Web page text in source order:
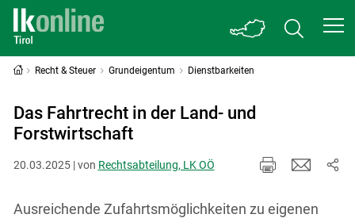
Recht & Steuer Grundeigentum Dienstbarkeiten
Das Fahrtrecht in der Land- und
Forstwirtschaft
20.03.2025 | von Rechtsabteilung, LK OÖ
Ausreichende Zufahrtsmöglichkeiten zu eigenen